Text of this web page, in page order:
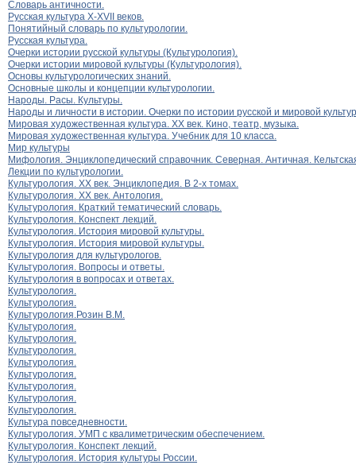
Словарь античности.
Русская культура X-XVII веков.
Понятийный словарь по культурологии.
Русская культура.
Очерки истории русской культуры (Культурология).
Очерки истории мировой культуры (Культурология).
Основы культурологических знаний.
Основные школы и концепции культурологии.
Народы. Расы. Культуры.
Народы и личности в истории. Очерки по истории русской и мировой
Мировая художественная культура. ХХ век. Кино, театр, музыка.
Мировая художественная культура. Учебник для 10 класса.
Мир культуры
Мифология. Энциклопедический справочник. Северная. Античная.
Лекции по культурологии.
Культурология. XX век. Энциклопедия. В 2-х томах.
Культурология. XX век. Антология.
Культурология. Краткий тематический словарь.
Культурология. Конспект лекций.
Культурология. История мировой культуры.
Культурология. История мировой культуры.
Культурология для культурологов.
Культурология. Вопросы и ответы.
Культурология в вопросах и ответах.
Культурология.
Культурология.
Культурология.Розин В.М.
Культурология.
Культурология.
Культурология.
Культурология.
Культурология.
Культурология.
Культурология.
Культурология.
Культура повседневности.
Культурология. УМП с квалиметрическим обеспечением.
Культурология. Конспект лекций.
Культурология. История культуры России.